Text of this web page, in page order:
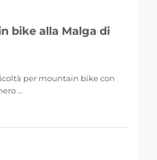
bike alla Malga di
per mountain bike con
...